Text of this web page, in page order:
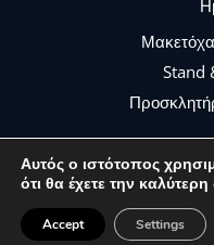
Stand
Αυτός ο ιστότοπος
ότι θα έχετε την
Accept Settings